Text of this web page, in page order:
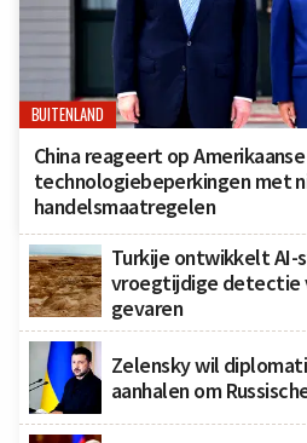
BUITENLAND
China reageert op Amerikaanse
technologiebeperkingen met
handelsmaatregelen
Turkije ontwikkelt AI-
vroegtijdige detectie
gevaren
Zelensky wil
aanhalen om